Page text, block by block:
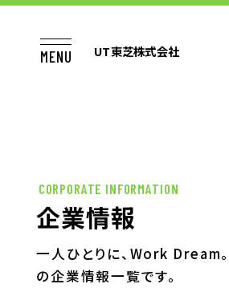
MENU UT東芝株式会社
CORPORATE INFORMATION
企業情報
一人ひとりに、Work Dream
の企業情報一覧です。